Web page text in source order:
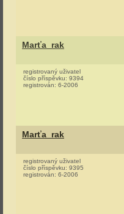
Marťa_rak
registrovaný uživatel
číslo příspěvku: 9394
registrován: 6-2006
Marťa_rak
registrovaný uživatel
číslo příspěvku: 9395
registrován: 6-2006